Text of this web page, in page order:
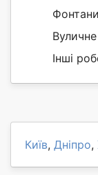
Фонтани
Інші
Київ, Дніпро,